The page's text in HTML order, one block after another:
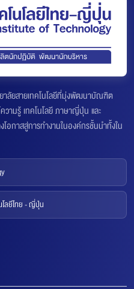
ลัยสายเทคโนโลยีที่มุ่งพัฒนาบัณฑิต
ามรู้ เทคโนโลยี ภาษาญี่ปุ่น และ
อกาสสู่การทำงานในองค์กรชั้นนำทั้งใน
ลยีไทย - ญี่ปุ่น